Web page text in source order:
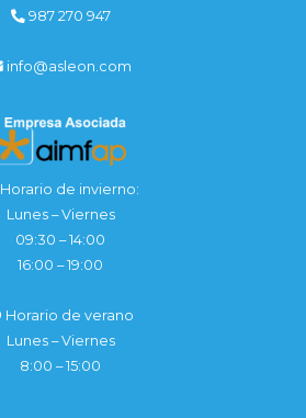
987 270 947
info@asleon.com
Horario de invierno:
Lunes – Viernes
09:30 – 14:00
16:00 – 19:00
Horario de verano
Lunes – Viernes
8:00 – 15:00